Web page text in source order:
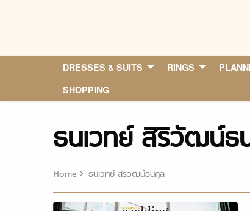
DRESSES & SUITS RINGS
SHOPPING
ธนเวทย์ สิริวัฒน์ธ
Home ธนเวทย์ สิริวัฒน์ธนกุล